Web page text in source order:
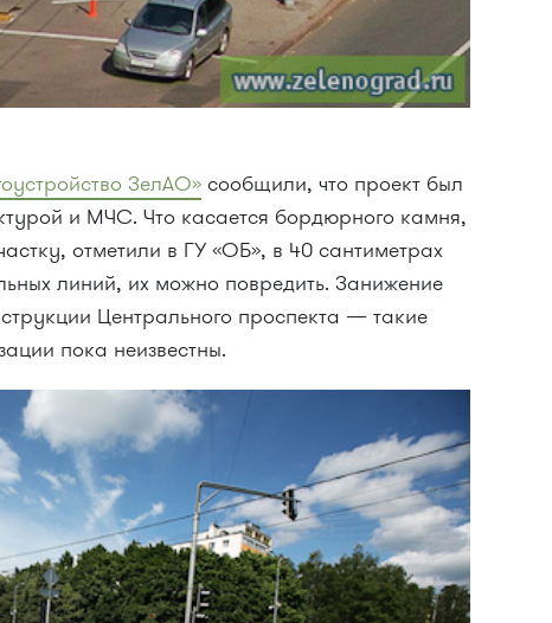
ЗелАО» сообщили, что проект был
и МЧС. Что касается бордюрного камня,
отметили в ГУ «ОБ», в 40 сантиметрах
линий, их можно повредить. Занижение
Центрального проспекта — такие
пока неизвестны.